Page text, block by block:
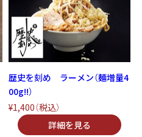
歴史を刻め ラーメン（麺増量4
00g!!）
¥1,400（税込）